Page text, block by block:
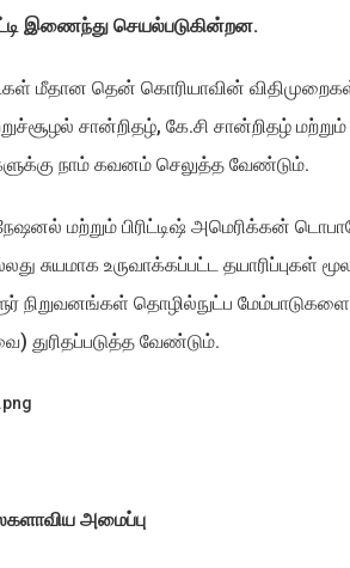
இணைந்து செயல்படுகின்றன.
மீதான தென் கொரியாவின்
சான்றிதழ், கே.சி சான்றிதழ் மற்றும்
நாம் கவனம் செலுத்த வேண்டும்.
மற்றும் பிரிட்டிஷ் அமெரிக்கன்
உருவாக்கப்பட்ட தயாரிப்புகள்
நிறுவனங்கள் தொழில்நுட்ப மேம்பாடுகளை
துரிதப்படுத்த வேண்டும்.
அமைப்பு